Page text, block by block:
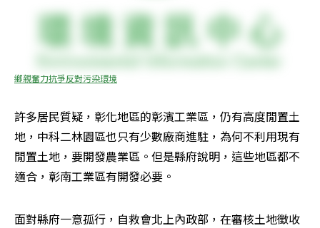
鄉親奮力抗爭反對污染環境
許多居民質疑，彰化地區的彰濱工業區，仍有高度閒置土
地，中科二林園區也只有少數廠商進駐，為何不利用現有
閒置土地，要開發農業區。但是縣府說明，這些地區都不
適合，彰南工業區有開發必要。
面對縣府一意孤行，自救會北上內政部，在審核土地徵收